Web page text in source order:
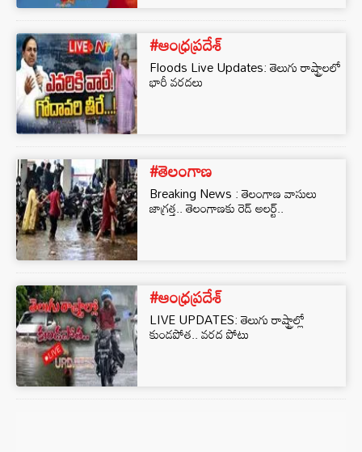
#ఆంధ్రప్రదేశ్
Floods Live Updates: తెలుగు రాష్ట్రాలలో
భారీ వరదలు
#తెలంగాణ
Breaking News : తెలంగాణ వాసులు
జాగ్రత్త.. తెలంగాణకు రెడ్‌ అలర్ట్‌..
#ఆంధ్రప్రదేశ్
LIVE UPDATES: తెలుగు రాష్ట్రాల్లో
కుండపోత.. వరద పోటు